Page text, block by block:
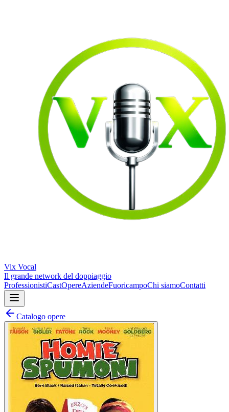
Vix Vocal
Il grande network del doppiaggio
ProfessionistiCastOpereAziendeFuoricampoChi siamoContatti
Catalogo opere